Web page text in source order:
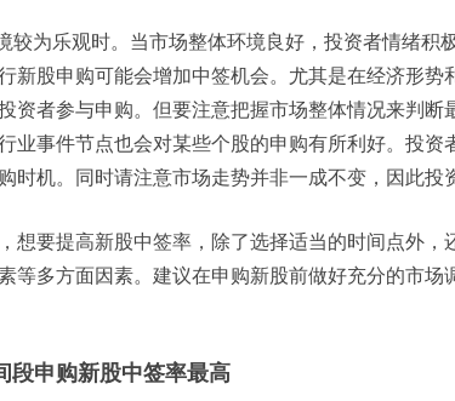
较为乐观时。当市场整体环境良好，投资者情绪积
新股申购可能会增加中签机会。尤其是在经济形
资者参与申购。但要注意把握市场整体情况来判
业事件节点也会对某些个股的申购有所利好。投
时机。同时请注意市场走势并非一成不变，因此投
想要提高新股中签率，除了选择适当的时间点外
等多方面因素。建议在申购新股前做好充分的市场
段申购新股中签率最高